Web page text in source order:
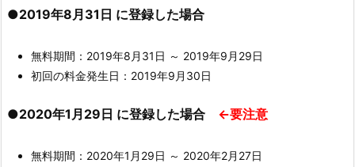
●2019年8月31日 に登録した場合
無料期間：2019年8月31日 ～ 2019年9月29日
初回の料金発生日：2019年9月30日
●2020年1月29日 に登録した場合 ←要注意
無料期間：2020年1月29日 ～ 2020年2月27日